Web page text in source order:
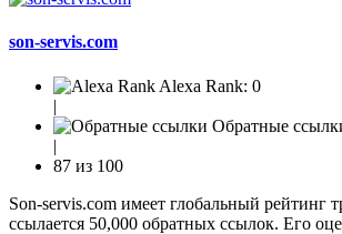
son-servis.com
Alexa Rank: 0
|
Обратные
|
87 из 100
Son-servis.com имеет глобальный рейтинг
ссылается 50,000 обратных ссылок. Его